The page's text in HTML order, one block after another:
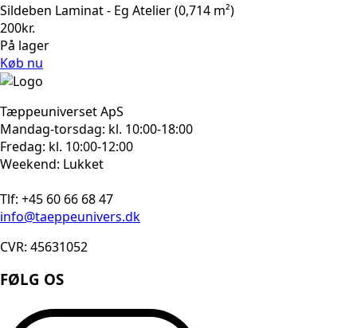
Sildeben Laminat - Eg Atelier (0,714 m²)
200kr.
På lager
Køb nu
Tæppeuniverset ApS
Mandag-torsdag: kl. 10:00-18:00
Fredag: kl. 10:00-12:00
Weekend: Lukket
Tlf: +45 60 66 68 47
info@taeppeunivers.dk
CVR: 45631052
FØLG OS